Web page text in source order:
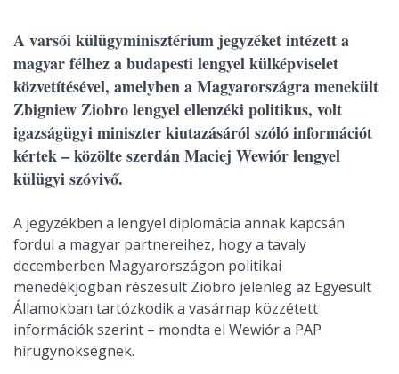
A varsói külügyminisztérium jegyzéket intézett a
magyar félhez a budapesti lengyel külképviselet
közvetítésével, amelyben a Magyarországra menekült
Zbigniew Ziobro lengyel ellenzéki politikus, volt
igazságügyi miniszter kiutazásáról szóló információt
kértek – közölte szerdán Maciej Wewiór lengyel
külügyi szóvivő.
A jegyzékben a lengyel diplomácia annak kapcsán
fordul a magyar partnereihez, hogy a tavaly
decemberben Magyarországon politikai
menedékjogban részesült Ziobro jelenleg az Egyesült
Államokban tartózkodik a vasárnap közzétett
információk szerint – mondta el Wewiór a PAP
hírügynökségnek.